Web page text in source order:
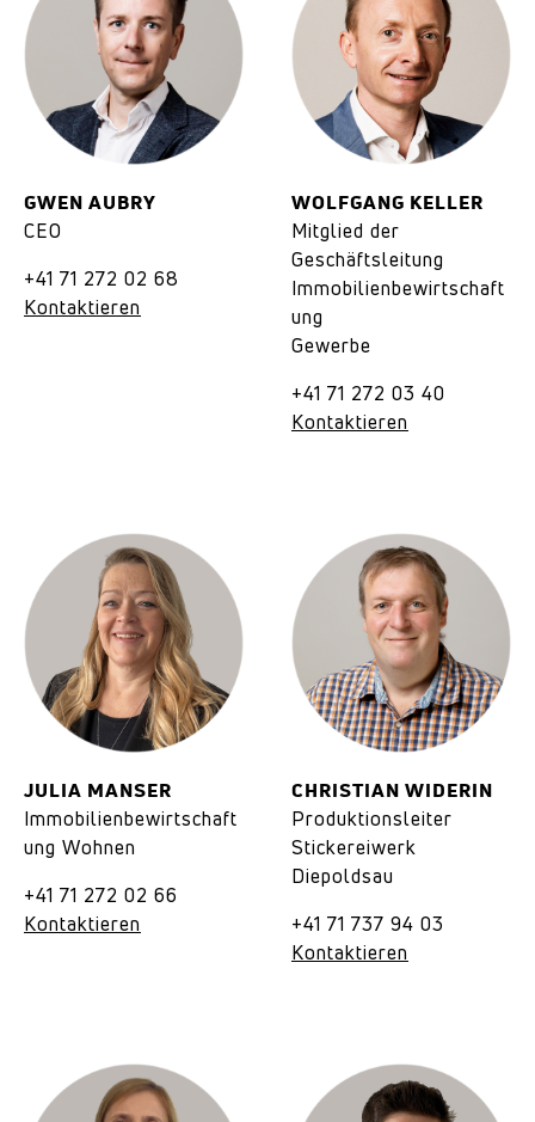
GWEN AUBRY
CEO
+41 71 272 02 68
Kontaktieren
WOLFGANG KELLER
Mitglied der
Geschäftsleitung
Immobilienbewirtschaft
ung
Gewerbe
+41 71 272 03 40
Kontaktieren
JULIA MANSER
Immobilienbewirtschaft
ung Wohnen
+41 71 272 02 66
Kontaktieren
CHRISTIAN WIDERIN
Produktionsleiter
Stickereiwerk
Diepoldsau
+41 71 737 94 03
Kontaktieren